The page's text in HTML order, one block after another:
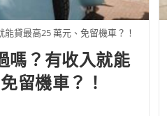
貸最高25 萬元、免留機車？！
嗎？有收入就能
留機車？！